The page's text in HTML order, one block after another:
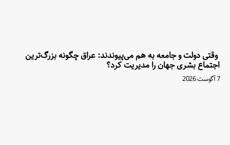
وقتی دولت و جامعه به هم می‌پیوندند: عراق چگونه بزرگ‌ترین
اجتماع بشری جهان را مدیریت کرد؟
7 آگوست 2026